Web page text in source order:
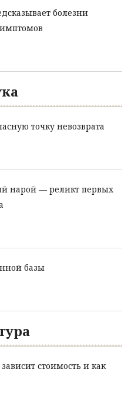
болезни
точку невозврата
нарой — реликт первых
базы
стоимость и как